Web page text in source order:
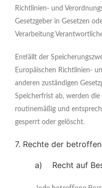
Richtlinien- und
Gesetzgeber in Gesetzen
Verarbeitung
Entfällt der
Europäischen Richtlinien-
anderen zuständigen
Speicherfrist ab, werden
routinemäßig und
gesperrt oder gelöscht.
7. Rechte der
a) Recht auf